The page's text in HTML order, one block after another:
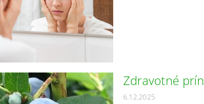
Zdravotné
6.12.2025